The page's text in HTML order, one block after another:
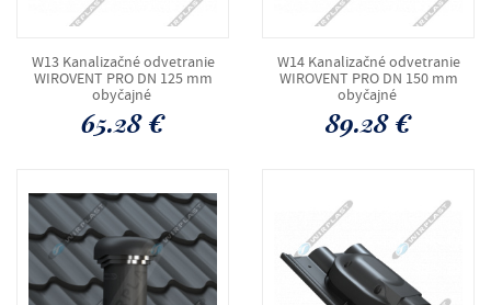
W13 Kanalizačné odvetranie
WIROVENT PRO DN 125 mm
obyčajné
65.28 €
W14 Kanalizačné odvetranie
WIROVENT PRO DN 150 mm
obyčajné
89.28 €